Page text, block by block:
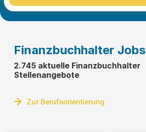
Finanzbuchhalter Jobs
2.745 aktuelle Finanzbuchhalter
Stellenangebote
Zur Berufsorientierung